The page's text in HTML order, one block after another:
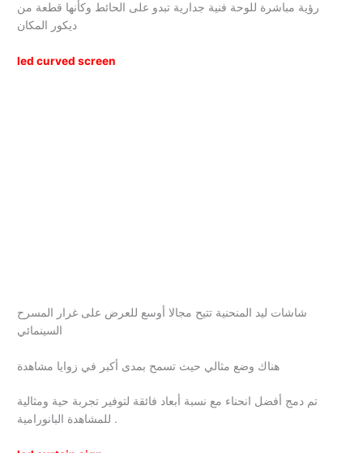
رؤية مباشرة للوحة فنية جدارية تبدو على الحائط وكأنها قطعة من
ديكور المكان
led curved screen
شاشات ليد المنحنية تتيح مجالا أوسع للعرض على غرار المسرح
السينمائي
هناك وضع مثالي حيث تسمح بمدى أكبر في زوايا مشاهدة
تم دمج أفضل انحناء مع نسبة أبعاد فائقة لتوفير تجربة حية ومثالية
للمشاهدة البانورامية .